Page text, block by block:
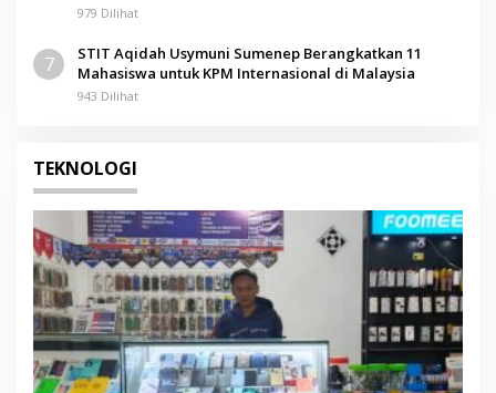
979 Dilihat
7
STIT Aqidah Usymuni Sumenep Berangkatkan 11
Mahasiswa untuk KPM Internasional di Malaysia
943 Dilihat
TEKNOLOGI